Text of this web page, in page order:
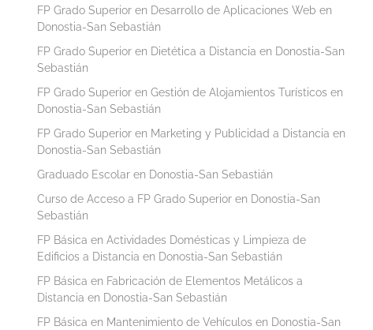
FP Grado Superior en Desarrollo de Aplicaciones Web en
Donostia-San Sebastián
FP Grado Superior en Dietética a Distancia en Donostia-San
Sebastián
FP Grado Superior en Gestión de Alojamientos Turísticos en
Donostia-San Sebastián
FP Grado Superior en Marketing y Publicidad a Distancia en
Donostia-San Sebastián
Graduado Escolar en Donostia-San Sebastián
Curso de Acceso a FP Grado Superior en Donostia-San
Sebastián
FP Básica en Actividades Domésticas y Limpieza de
Edificios a Distancia en Donostia-San Sebastián
FP Básica en Fabricación de Elementos Metálicos a
Distancia en Donostia-San Sebastián
FP Básica en Mantenimiento de Vehículos en Donostia-San